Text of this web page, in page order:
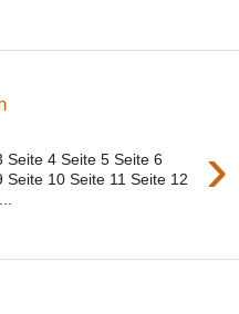
›
Seite 4 Seite 5 Seite 6
Seite 10 Seite 11 Seite 12